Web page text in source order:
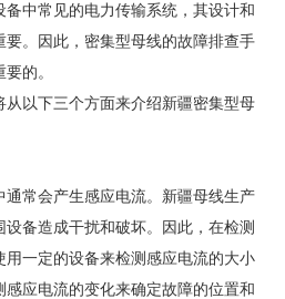
中常见的电力传输系统，其设计和
。因此，密集型母线的故障排查手
的。
从以下三个方面来介绍新疆密集型母
通常会产生感应电流。新疆母线生产
备造成干扰和破坏。因此，在检测
用一定的设备来检测感应电流的大小
应电流的变化来确定故障的位置和